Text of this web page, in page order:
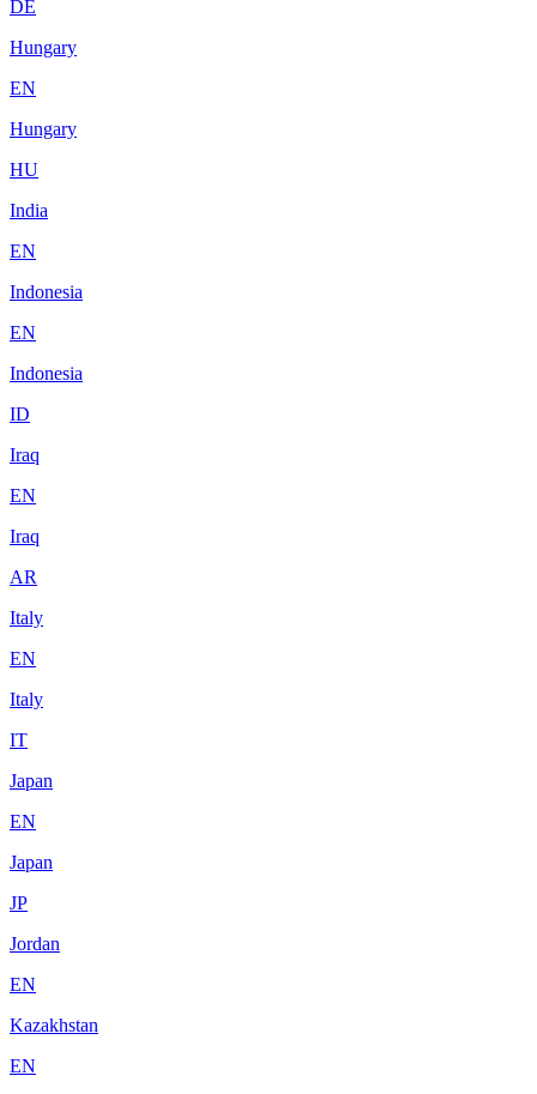
DE
Hungary
EN
Hungary
HU
India
EN
Indonesia
EN
Indonesia
ID
Iraq
EN
Iraq
AR
Italy
EN
Italy
IT
Japan
EN
Japan
JP
Jordan
EN
Kazakhstan
EN